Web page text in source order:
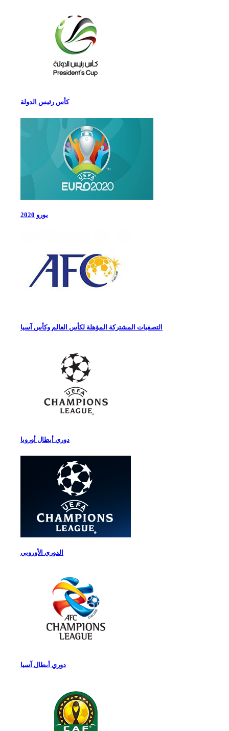
كأس رئيس الدولة
يورو 2020
التصفيات المشتركة المؤهلة لكأس العالم وكأس آسيا
دوري أبطال أوروبا
الدوري الأوروبي
دوري أبطال آسيا